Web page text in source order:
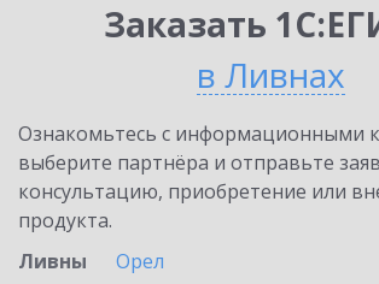
Заказать
в Ливнах
Ознакомьтесь с информационными
выберите партнёра и отправьте
консультацию, приобретение или
продукта.
Ливны
Орел